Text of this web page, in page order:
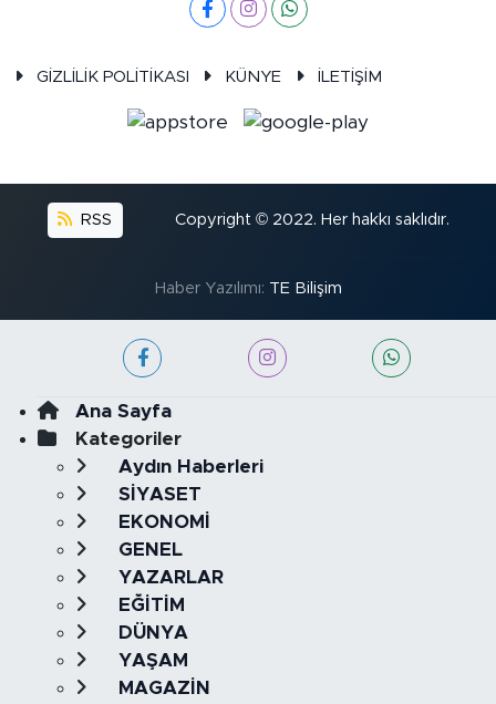
GİZLİLİK POLİTİKASI KÜNYE İLETİŞİM
RSS Copyright © 2022. Her hakkı saklıdır.
Haber Yazılımı: TE Bilişim
Ana Sayfa
Kategoriler
Aydın Haberleri
SİYASET
EKONOMİ
GENEL
YAZARLAR
EĞİTİM
DÜNYA
YAŞAM
MAGAZİN